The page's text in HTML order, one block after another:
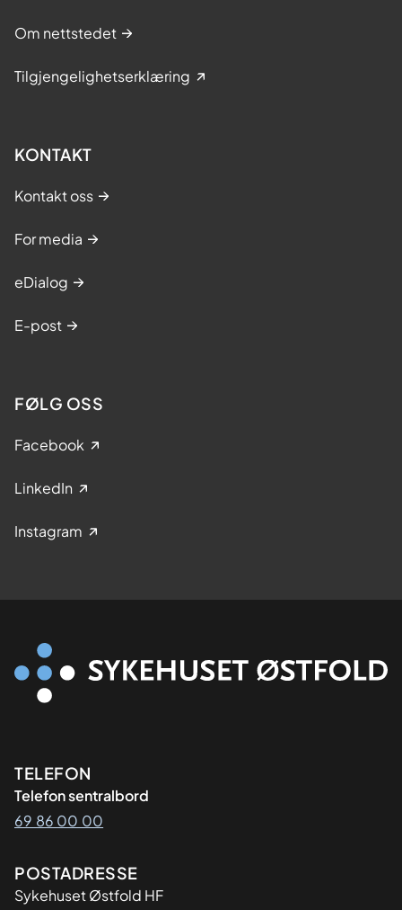
Om nettstedet
Tilgjengelighetserklæring
KONTAKT
Kontakt oss
For media
eDialog
E-post
FØLG OSS
Facebook
LinkedIn
Instagram
Kontaktinformasjon
TELEFON
Telefon sentralbord
69 86 00 00
Adresse
POSTADRESSE
Sykehuset Østfold HF